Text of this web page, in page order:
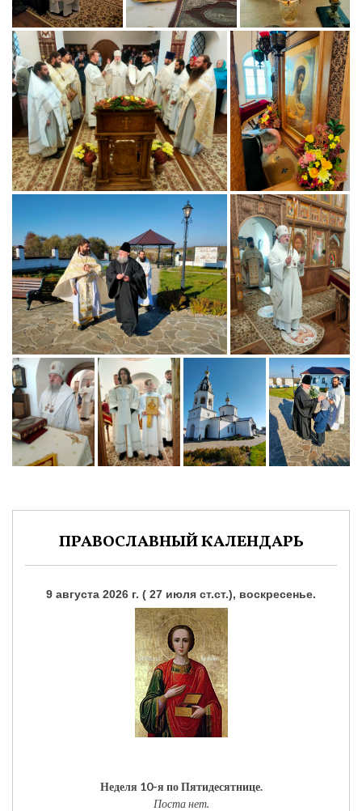
ПРАВОСЛАВНЫЙ КАЛЕНДАРЬ
9 августа 2026 г. ( 27 июля ст.ст.), воскресенье.
Неделя 10-я по Пятидесятнице.
Поста нет.